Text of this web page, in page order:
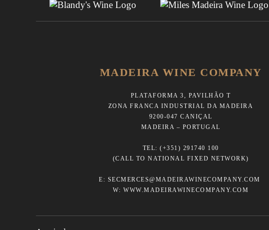
MADEIRA WINE COMPANY
PLATAFORMA 3, PAVILHÃO T
ZONA FRANCA INDUSTRIAL DA MADEIRA
9200-047 CANIÇAL
MADEIRA – PORTUGAL
TEL: (+351) 291740 100
(CALL TO NATIONAL FIXED NETWORK)
E: SECMERCES@MADEIRAWINECOMPANY.COM
W:WWW.MADEIRAWINECOMPANY.COM